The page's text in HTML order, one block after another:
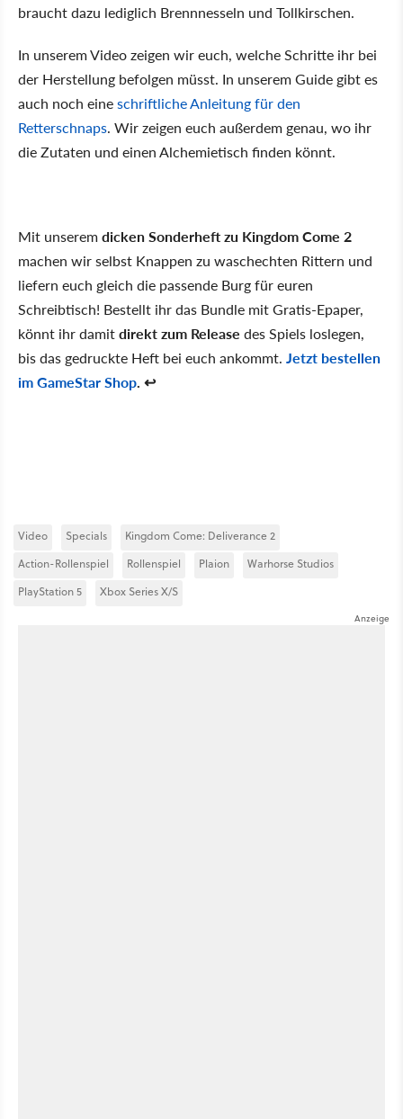
braucht dazu lediglich Brennnesseln und Tollkirschen.
In unserem Video zeigen wir euch, welche Schritte ihr bei
der Herstellung befolgen müsst. In unserem Guide gibt es
auch noch eineschriftliche Anleitung für den
Retterschnaps. Wir zeigen euch außerdem genau, wo ihr
die Zutaten und einen Alchemietisch finden könnt.
Mit unseremdicken Sonderheft zu Kingdom Come 2
machen wir selbst Knappen zu waschechten Rittern und
liefern euch gleich die passende Burg für euren
Schreibtisch! Bestellt ihr das Bundle mit Gratis-Epaper,
könnt ihr damitdirekt zum Release des Spiels loslegen,
bis das gedruckte Heft bei euch ankommt. Jetzt bestellen
im GameStar Shop. ↩
Video Specials
Kingdom Come: Deliverance 2
Action-Rollenspiel
Rollenspiel Plaion
Warhorse Studios
PlayStation 5
Xbox Series X/S